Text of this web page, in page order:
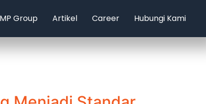
MP Group Artikel Career Hubungi Kami